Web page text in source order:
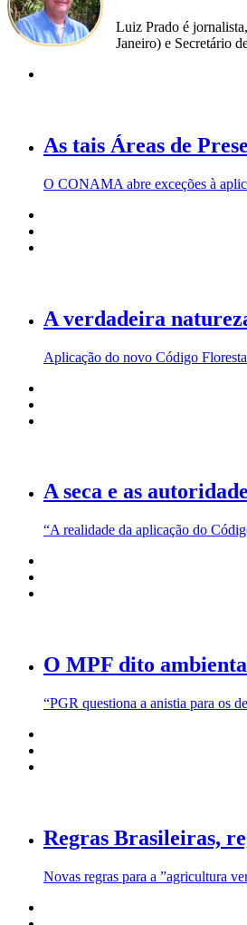
Luiz Prado é
Janeiro) e Secretário
As tais Áreas de
O CONAMA abre exceções à
A verdadeira
Aplicação do novo Código
A seca e as
“A realidade da aplicação do
O MPF dito
“PGR questiona a anistia para os
Regras Brasileiras,
Novas regras para a ”agricultura